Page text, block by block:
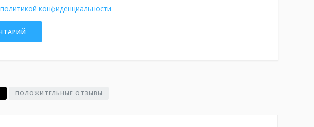
политикой конфиденциальности
ПОЛОЖИТЕЛЬНЫЕ ОТЗЫВЫ